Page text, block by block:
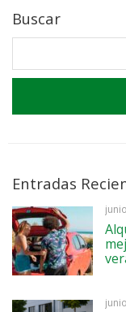
Buscar
Entradas